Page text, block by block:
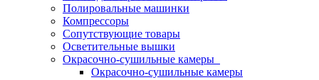
Полировальные машинки
Компрессоры
Сопутствующие товары
Осветительные вышки
Окрасочно-сушильные камеры
Окрасочно-сушильные камеры